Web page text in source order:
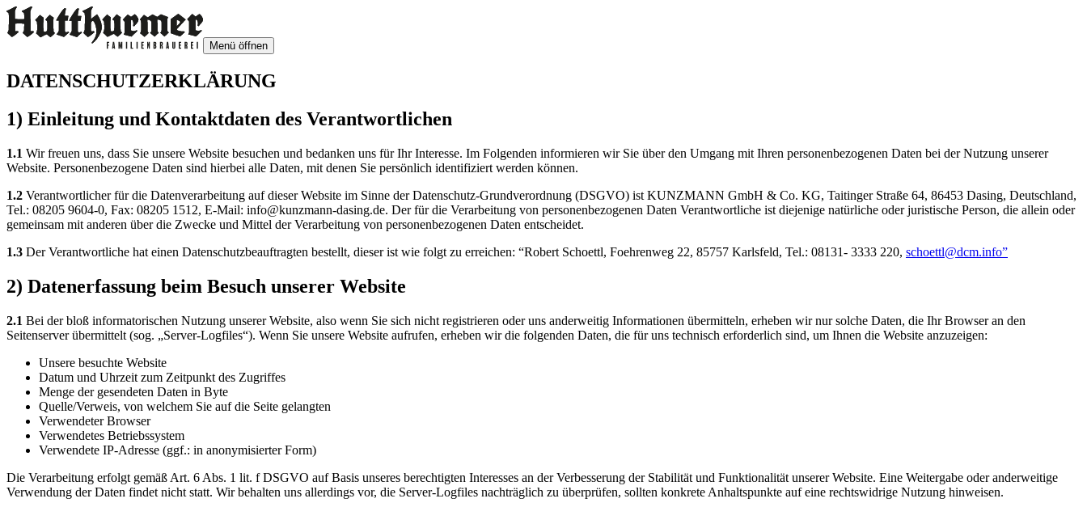
Menü öffnen
DATENSCHUTZERKLÄRUNG
1) Einleitung und Kontaktdaten des Verantwortlichen
1.1 Wir freuen uns, dass Sie unsere Website besuchen und bedanken uns für Ihr Interesse. Im Folgenden informieren wir Sie über den Umgang mit Ihren personenbezogenen Daten bei der Nutzung unserer
Website. Personenbezogene Daten sind hierbei alle Daten, mit denen Sie persönlich identifiziert werden können.
1.2 Verantwortlicher für die Datenverarbeitung auf dieser Website im Sinne der Datenschutz-Grundverordnung (DSGVO) ist KUNZMANN GmbH & Co. KG, Taitinger Straße 64, 86453 Dasing, Deutschland,
Tel.: 08205 9604-0, Fax: 08205 1512, E-Mail: info@kunzmann-dasing.de. Der für die Verarbeitung von personenbezogenen Daten Verantwortliche ist diejenige natürliche oder juristische Person, die allein oder
gemeinsam mit anderen über die Zwecke und Mittel der Verarbeitung von personenbezogenen Daten entscheidet.
1.3 Der Verantwortliche hat einen Datenschutzbeauftragten bestellt, dieser ist wie folgt zu erreichen: “Robert Schoettl, Foehrenweg 22, 85757 Karlsfeld, Tel.: 08131- 3333 220, schoettl@dcm.info”
2) Datenerfassung beim Besuch unserer Website
2.1 Bei der bloß informatorischen Nutzung unserer Website, also wenn Sie sich nicht registrieren oder uns anderweitig Informationen übermitteln, erheben wir nur solche Daten, die Ihr Browser an den
Seitenserver übermittelt (sog. „Server-Logfiles“). Wenn Sie unsere Website aufrufen, erheben wir die folgenden Daten, die für uns technisch erforderlich sind, um Ihnen die Website anzuzeigen:
Unsere besuchte Website
Datum und Uhrzeit zum Zeitpunkt des Zugriffes
Menge der gesendeten Daten in Byte
Quelle/Verweis, von welchem Sie auf die Seite gelangten
Verwendeter Browser
Verwendetes Betriebssystem
Verwendete IP-Adresse (ggf.: in anonymisierter Form)
Die Verarbeitung erfolgt gemäß Art. 6 Abs. 1 lit. f DSGVO auf Basis unseres berechtigten Interesses an der Verbesserung der Stabilität und Funktionalität unserer Website. Eine Weitergabe oder anderweitige
Verwendung der Daten findet nicht statt. Wir behalten uns allerdings vor, die Server-Logfiles nachträglich zu überprüfen, sollten konkrete Anhaltspunkte auf eine rechtswidrige Nutzung hinweisen.